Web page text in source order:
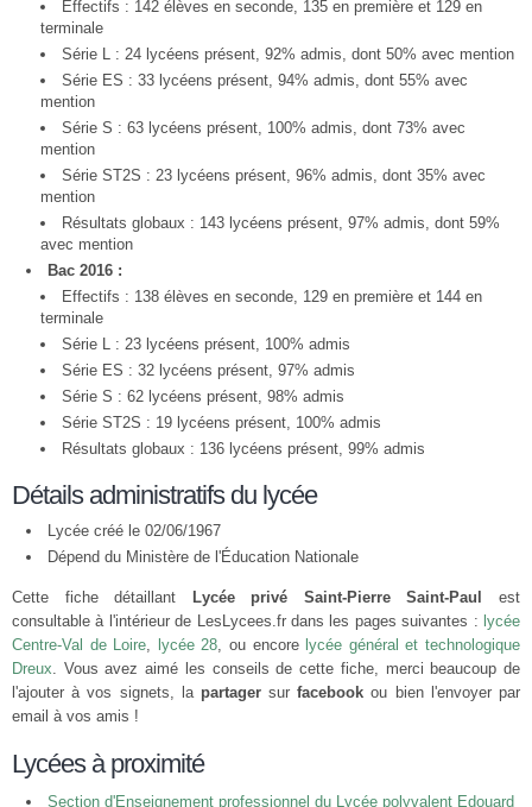
Effectifs : 142 élèves en seconde, 135 en première et 129 en
terminale
Série L : 24 lycéens présent, 92% admis, dont 50% avec mention
Série ES : 33 lycéens présent, 94% admis, dont 55% avec
mention
Série S : 63 lycéens présent, 100% admis, dont 73% avec
mention
Série ST2S : 23 lycéens présent, 96% admis, dont 35% avec
mention
Résultats globaux : 143 lycéens présent, 97% admis, dont 59%
avec mention
Bac 2016 :
Effectifs : 138 élèves en seconde, 129 en première et 144 en
terminale
Série L : 23 lycéens présent, 100% admis
Série ES : 32 lycéens présent, 97% admis
Série S : 62 lycéens présent, 98% admis
Série ST2S : 19 lycéens présent, 100% admis
Résultats globaux : 136 lycéens présent, 99% admis
Détails administratifs du lycée
Lycée créé le 02/06/1967
Dépend du Ministère de l'Éducation Nationale
Cette fiche détaillant Lycée privé Saint-Pierre Saint-Paul
est
consultable à l'intérieur de LesLycees.fr dans les pages suivantes : lycée
Centre-Val de Loire, lycée 28, ou encore lycée général et technologique
Dreux. Vous avez aimé les conseils de cette fiche, merci beaucoup de
l'ajouter à vos signets, la partagersurfacebook ou bien l'envoyer par
email à vos amis !
Lycées à proximité
Section d'Enseignement professionnel du Lycée polyvalent Edouard